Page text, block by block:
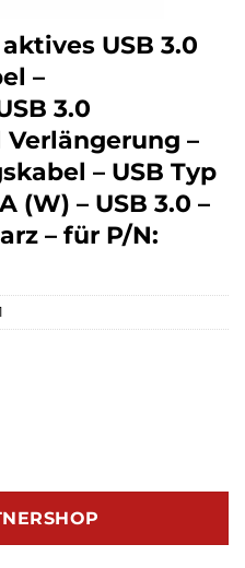
USB 3.0
–
3.0
Verlängerung –
– USB Typ
(W) – USB 3.0 –
– für P/N: